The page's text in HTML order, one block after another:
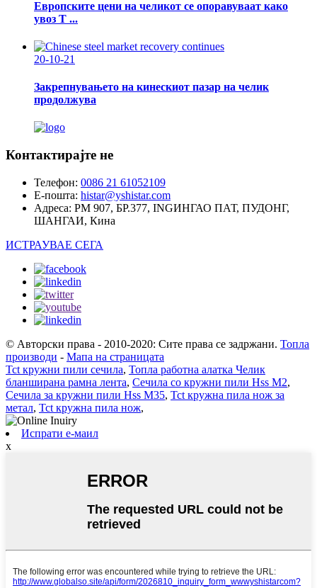
Европските цени на челикот се опоравуваат како
увоз Т ...
20-10-21
Закрепнувањето на кинескиот пазар на челик
продолжува
Контактирајте не
Телефон: 0086 21 61052109
Е-пошта: histar@yshistar.com
Адреса: РМ 907, БР.377, INGИНГАО ПАТ, ПУДОНГ,
ШАНГАИ, Кина
ИСТРАУВАЕ СЕГА
© Авторски права - 2010-2020: Сите права се задржани. Топла
производи - Мапа на страницата
Tct кружни пили сечила, Топла работна алатка Челик
бланширана рамна лента, Сечила со кружни пили Hss M2,
Сечила за кружни пили Hss M35, Tct кружна пила нож за
метал, Tct кружна пила нож,
Испрати е-маил
x